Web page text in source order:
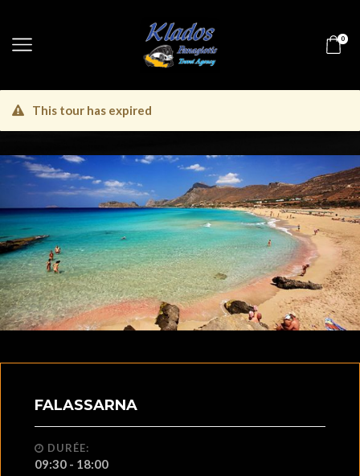
0
This tour has expired
FALASSARNA
DURÉE:
09:30 - 18:00